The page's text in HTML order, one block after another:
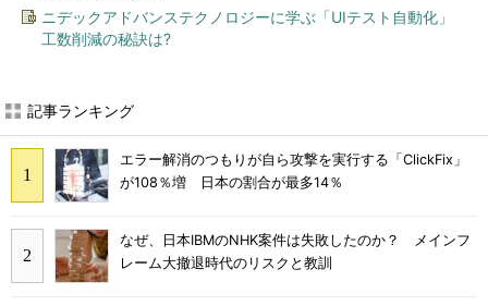
ニデックアドバンステクノロジーに学ぶ「UIテスト自動化」
工数削減の秘訣は?
記事ランキング
エラー解消のつもりが自ら攻撃を実行する「ClickFix」
が108％増 日本の割合が最多14％
なぜ、日本IBMのNHK案件は失敗したのか？ メインフ
レーム大撤退時代のリスクと教訓